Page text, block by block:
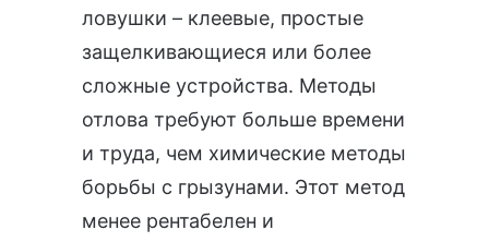
ловушки – клеевые, простые
защелкивающиеся или более
сложные устройства. Методы
отлова требуют больше времени
и труда, чем химические методы
борьбы с грызунами. Этот метод
менее рентабелен и